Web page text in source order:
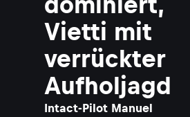
Vietti mit
verrückter
Aufholjagd
Intact-Pilot Manuel